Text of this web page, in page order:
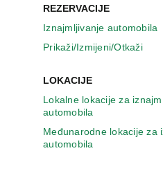
REZERVACIJE
Iznajmljivanje automobila
Prikaži/Izmijeni/Otkaži
LOKACIJE
Lokalne lokacije za
automobila
Međunarodne lokacije za
automobila